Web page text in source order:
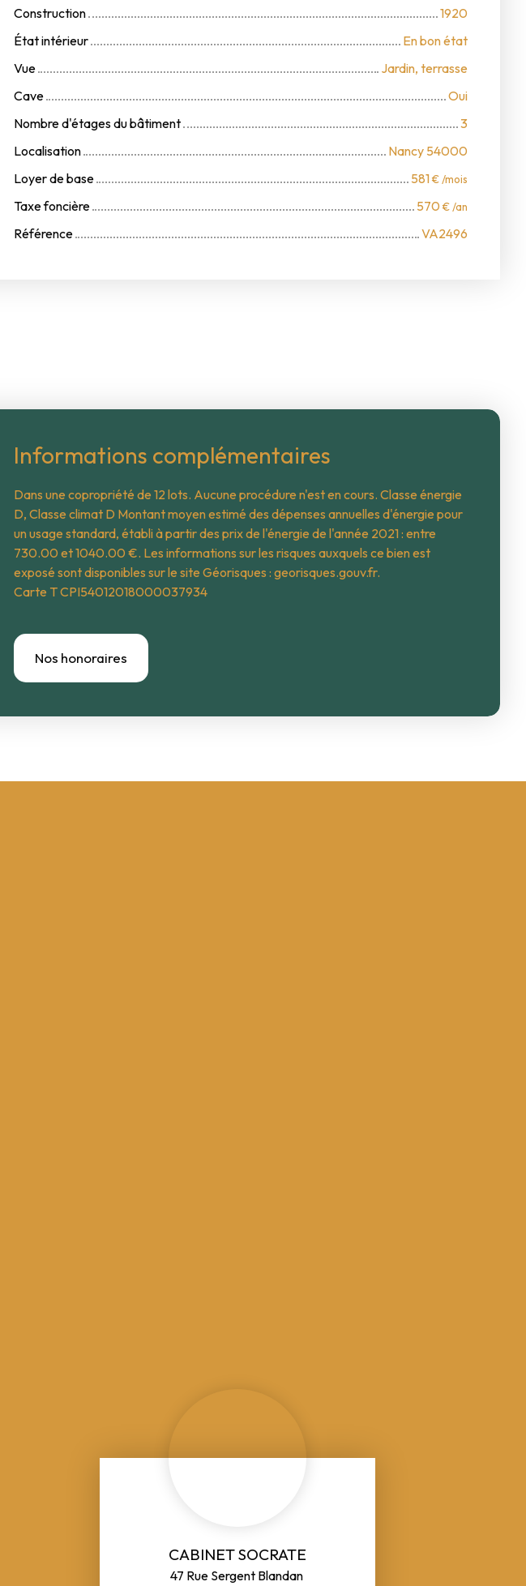
Construction
1920
État intérieur
En bon état
Vue
Jardin, terrasse
Cave
Oui
Nombre d'étages du bâtiment
3
Localisation
Nancy 54000
Loyer de base
581€ /mois
Taxe foncière 570 € /an
Référence VA2496
Informations complémentaires
Dans une copropriété de 12 lots. Aucune procédure n'est en cours. Classe énergie
D, Classe climat D Montant moyen estimé des dépenses annuelles d'énergie pour
un usage standard, établi à partir des prix de l'énergie de l'année 2021 : entre
730.00 et 1040.00 €. Les informations sur les risques auxquels ce bien est
exposé sont disponibles sur le site Géorisques : georisques.gouv.fr.
Carte T CPI54012018000037934
Nos honoraires
CABINET SOCRATE
47 Rue Sergent Blandan